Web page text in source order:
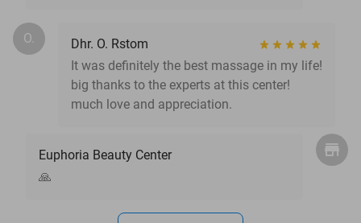
O.
Dhr. O. Rstom
It was definitely the best massage in my life!
big thanks to the experts at this center!
much love and appreciation.
Euphoria Beauty Center
🙏